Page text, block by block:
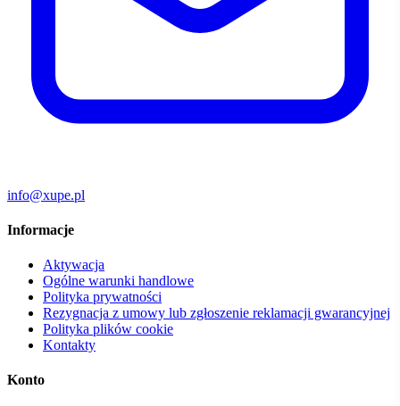
info@xupe.pl
Informacje
Aktywacja
Ogólne warunki handlowe
Polityka prywatności
Rezygnacja z umowy lub zgłoszenie reklamacji gwarancyjnej
Polityka plików cookie
Kontakty
Konto